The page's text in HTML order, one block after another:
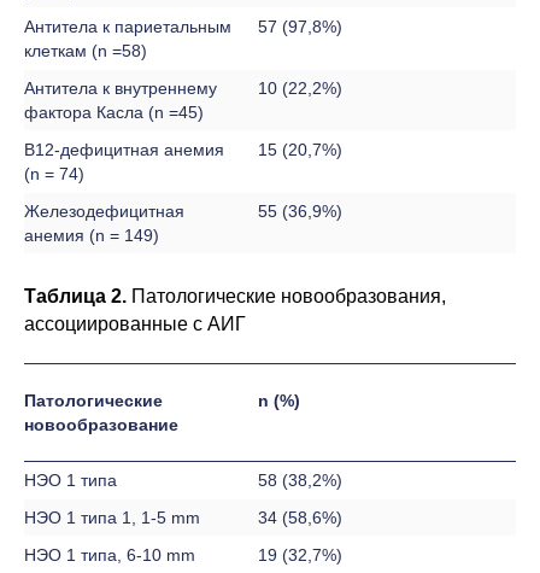
Антитела к париетальным
клеткам (n =58)
57 (97,8%)
Антитела к внутреннему
фактора Касла (n =45)
10 (22,2%)
В12-дефицитная анемия
(n = 74)
15 (20,7%)
Железодефицитная
анемия (n = 149)
55 (36,9%)
Таблица 2. Патологические новообразования,
ассоциированные с АИГ
Патологические
новообразование
n (%)
НЭО 1 типа
58 (38,2%)
НЭО 1 типа 1, 1-5 mm
34 (58,6%)
НЭО 1 типа, 6-10 mm
19 (32,7%)